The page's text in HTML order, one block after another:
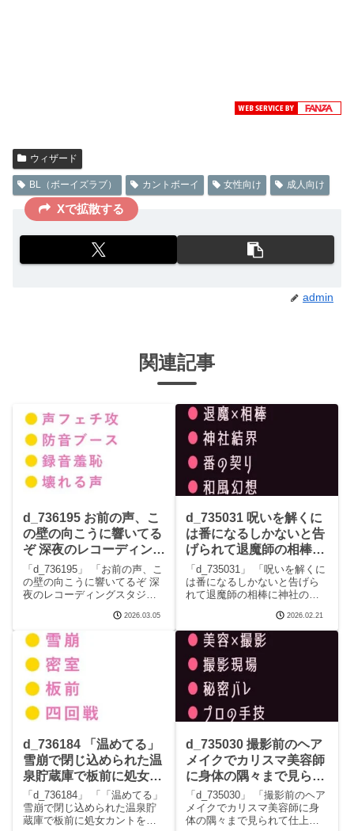
ウィザード
BL（ボーイズラブ） カントボーイ 女性向け 成人向け
Xで拡散する
admin
関連記事
d_736195 お前の声、こ
の壁の向こうに響いてる
ぞ 深夜のレコーディング
スタジオで音響エンジニ
アにマイクの前で喘がさ
れ全部録音されて再生さ
れるたび壊れていく話
ウィザード
「d_736195」 「お前の声、こ
の壁の向こうに響いてるぞ 深
夜のレコーディングスタジオ
前で喘がされ全部録音されて
再生されるたび壊れていく
話」「ウィザード」この記事
はPRを含みます サークルウィ
ザードのエロマンガ
2026.03.05
d_735031 呪いを解くに
は番になるしかないと告
げられて退魔師の相棒に
神社の結界の中で一晩か
けて祓われるカントボー
イ 【BLマンガ無料フ
「d_735031」 「呪いを解くに
は番になるしかないと告げら
れて退魔師の相棒に神社の結
カントボーイ」「ウィザー
ド」この記事はPRを含みます
サークルウィザードのエロマ
ンガです。 完全版はこちら
d_735031 呪
2026.02.21
d_736184 「温めてる」
雪崩で閉じ込められた温
泉貯蔵庫で板前に処女カ
ントを四回中出しされる
カントボーイ 【BLマン
ガ無料フル】ウィザード
「d_736184」 「「温めてる」
雪崩で閉じ込められた温泉貯
蔵庫で板前に処女カントを四
d_735030 撮影前のヘア
メイクでカリスマ美容師
に身体の隅々まで見られ
て仕上げられるカントボ
ーイ 【BLマンガ無料フ
ル】ウィザード
「d_735030」 「撮影前のヘア
メイクでカリスマ美容師に身
体の隅々まで見られて仕上げ